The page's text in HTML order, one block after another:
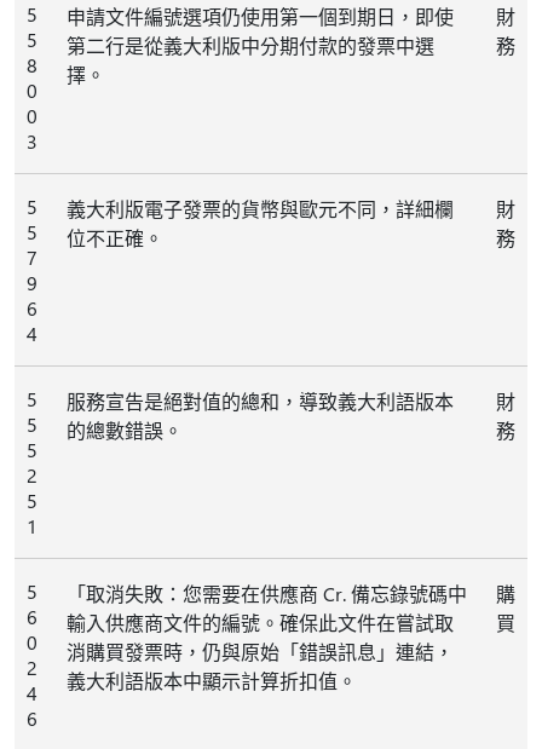
5
5
8
0
0
3
申請文件編號選項仍使用第一個到期日，即使
第二行是從義大利版中分期付款的發票中選
擇。
財
務
5
5
7
9
6
4
義大利版電子發票的貨幣與歐元不同，詳細欄
位不正確。
財
務
5
5
5
2
5
1
服務宣告是絕對值的總和，導致義大利語版本
的總數錯誤。
財
務
5
6
0
2
4
6
「取消失敗：您需要在供應商 Cr. 備忘錄號碼中
輸入供應商文件的編號。確保此文件在嘗試取
消購買發票時，仍與原始「錯誤訊息」連結，
義大利語版本中顯示計算折扣值。
購
買